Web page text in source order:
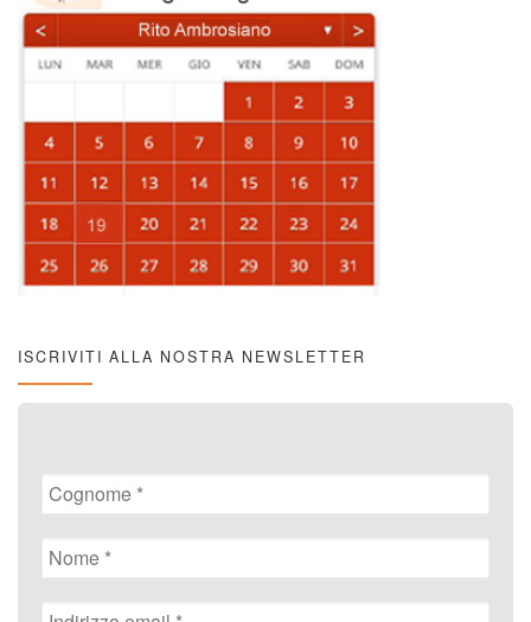
ISCRIVITI ALLA NOSTRA NEWSLETTER